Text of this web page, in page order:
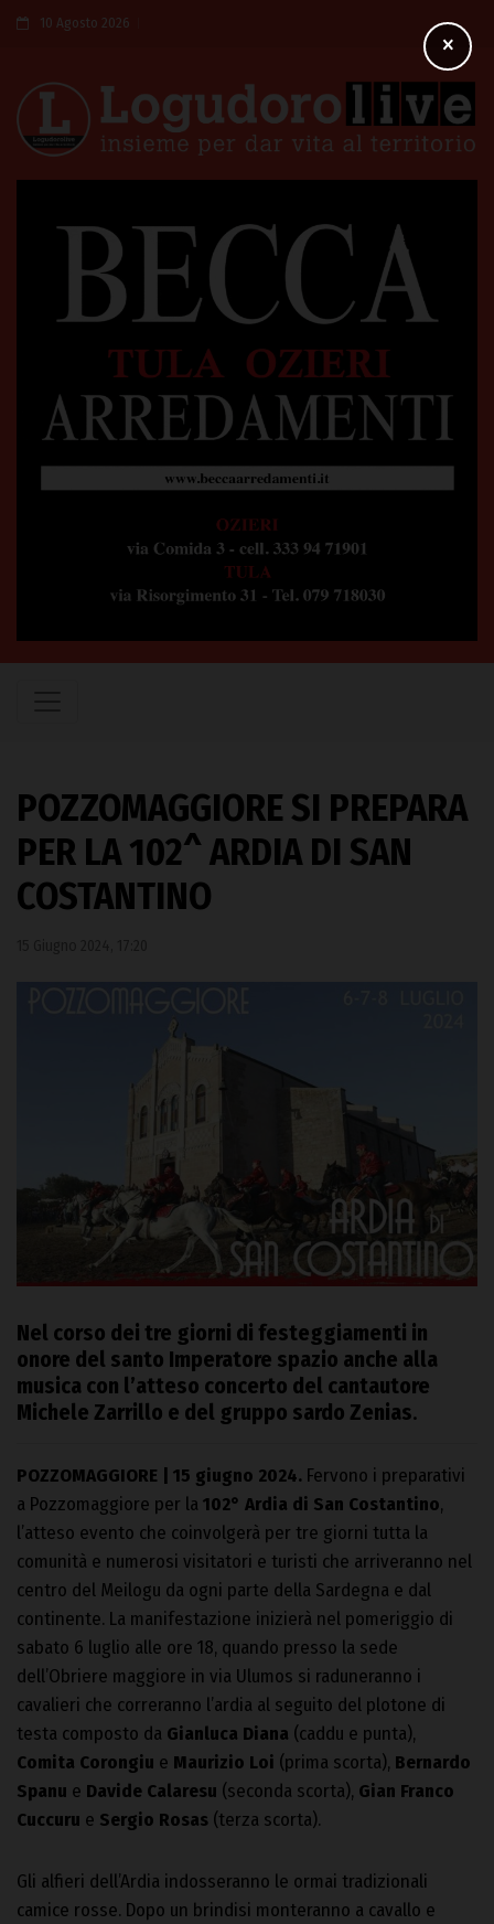
10 Agosto 2026
POZZOMAGGIORE SI PREPARA
PER LA 102^ ARDIA DI SAN
COSTANTINO
Nel corso dei tre giorni di festeggiamenti in
onore del santo Imperatore spazio anche alla
musica con l’atteso concerto del cantautore
Michele Zarrillo e del gruppo sardo Zenias.
POZZOMAGGIORE | 15 giugno 2024. Fervono i preparativi
a Pozzomaggiore per la 102° Ardia di San Costantino,
l’atteso evento che coinvolgerà per tre giorni tutta la
comunità e numerosi visitatori e turisti che arriveranno nel
centro del Meilogu da ogni parte della Sardegna e dal
continente. La manifestazione inizierà nel pomeriggio di
sabato 6 luglio alle ore 18, quando presso la sede
dell’Obriere maggiore in via Ulumos si raduneranno i
cavalieri che correranno l’ardia al seguito del plotone di
testa composto da Gianluca Diana (caddu e punta),
Comita Corongiu e Maurizio Loi (prima scorta), Bernardo
Spanu e Davide Calaresu (seconda scorta), Gian Franco
Cuccuru e Sergio Rosas (terza scorta).
Gli alfieri dell’Ardia indosseranno le ormai tradizionali
camice rosse. Dopo un brindisi monteranno a cavallo e
×